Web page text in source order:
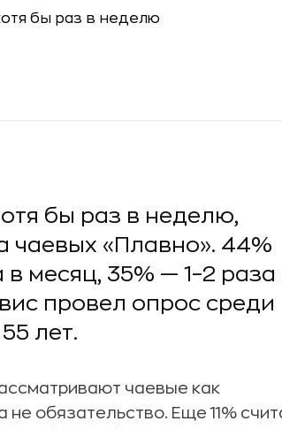
бы раз в неделю,
чаевых «Плавно». 44%
месяц, 35% — 1–2 раза
провел опрос среди
лет.
чаевые как
обязательство. Еще 11%